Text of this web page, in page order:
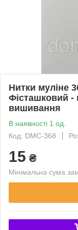
Нитки муліне
Фісташковий -
вишивання
В наявності 1 од.
Код: DMC-368
15 ₴
Мінімальна сума